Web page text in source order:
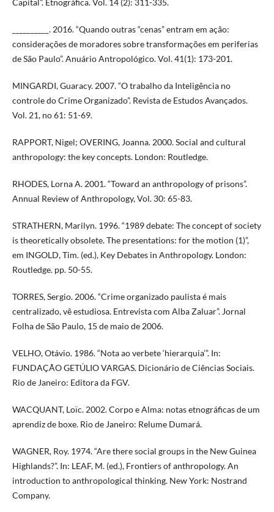
Capital”. Etnográfica. Vol. 14 (2): 311-335.
__________. 2016. “Quando outras “cenas” entram em ação:
considerações de moradores sobre transformações em periferias
de São Paulo”. Anuário Antropológico. Vol. 41(1): 173-201.
MINGARDI, Guaracy. 2007. “O trabalho da Inteligência no
controle do Crime Organizado”. Revista de Estudos Avançados.
Vol. 21, no 61: 51-69.
RAPPORT, Nigel; OVERING, Joanna. 2000. Social and cultural
anthropology: the key concepts. London: Routledge.
RHODES, Lorna A. 2001. “Toward an anthropology of prisons”.
Annual Review of Anthropology, Vol. 30: 65-83.
STRATHERN, Marilyn. 1996. “1989 debate: The concept of society
is theoretically obsolete. The presentations: for the motion (1)”,
em INGOLD, Tim. (ed.), Key Debates in Anthropology. London:
Routledge. pp. 50-55.
TORRES, Sergio. 2006. “Crime organizado paulista é mais
centralizado, vê estudiosa. Entrevista com Alba Zaluar”. Jornal
Folha de São Paulo, 15 de maio de 2006.
VELHO, Otávio. 1986. “Nota ao verbete ‘hierarquia’”. In:
FUNDAÇÃO GETÚLIO VARGAS. Dicionário de Ciências Sociais.
Rio de Janeiro: Editora da FGV.
WACQUANT, Loïc. 2002. Corpo e Alma: notas etnográficas de um
aprendiz de boxe. Rio de Janeiro: Relume Dumará.
WAGNER, Roy. 1974. “Are there social groups in the New Guinea
Highlands?”. In: LEAF, M. (ed.), Frontiers of anthropology. An
introduction to anthropological thinking. New York: Nostrand
Company.